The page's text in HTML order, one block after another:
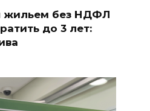
жильем без НДФЛ
до 3 лет: